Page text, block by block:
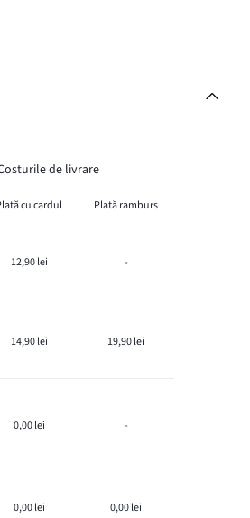
de livrare
cu cardul
Plată ramburs
12,90 lei -
14,90 lei 19,90 lei
0,00 lei -
0,00 lei 0,00 lei